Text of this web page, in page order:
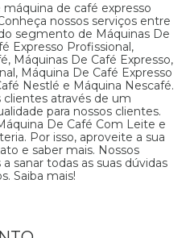
de café expresso
nossos serviços entre
segmento de Máquinas De
Expresso Profissional,
Máquinas De Café Expresso,
Máquina De Café Expresso
Nestlé e Máquina Nescafé.
clientes através de um
para nossos clientes.
De Café Com Leite e
Por isso, aproveite a sua
e saber mais. Nossos
sanar todas as suas dúvidas
Saiba mais!